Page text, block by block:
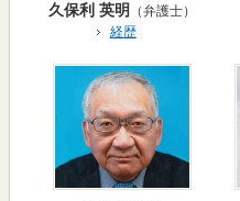
久保利 英明
（弁護士）
経歴